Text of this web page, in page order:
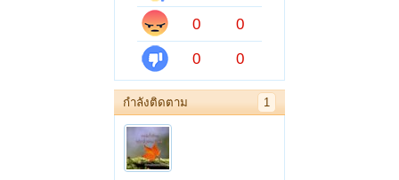
0
0
0
0
กำลังติดตาม 1